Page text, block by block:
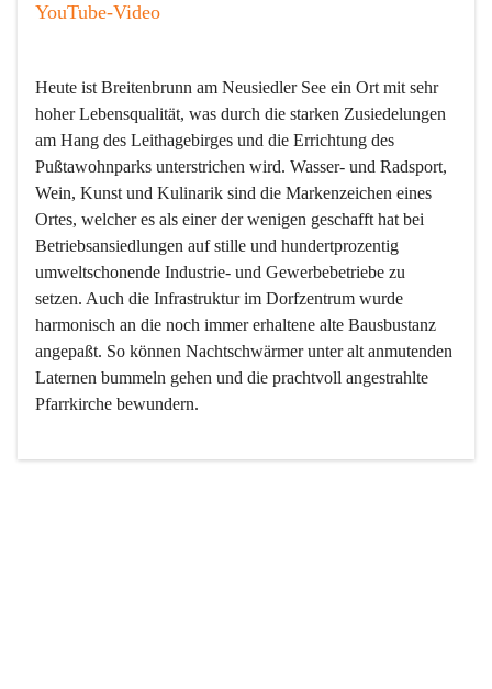
YouTube-Video
Heute ist Breitenbrunn am Neusiedler See ein Ort mit sehr
hoher Lebensqualität, was durch die starken Zusiedelungen
am Hang des Leithagebirges und die Errichtung des
Pußtawohnparks unterstrichen wird. Wasser- und Radsport,
Wein, Kunst und Kulinarik sind die Markenzeichen eines
Ortes, welcher es als einer der wenigen geschafft hat bei
Betriebsansiedlungen auf stille und hundertprozentig
umweltschonende Industrie- und Gewerbebetriebe zu
setzen. Auch die Infrastruktur im Dorfzentrum wurde
harmonisch an die noch immer erhaltene alte Bausbustanz
angepaßt. So können Nachtschwärmer unter alt anmutenden
Laternen bummeln gehen und die prachtvoll angestrahlte
Pfarrkirche bewundern.
Der Weinbau dominert heute nicht mehr, ist aber integrativer